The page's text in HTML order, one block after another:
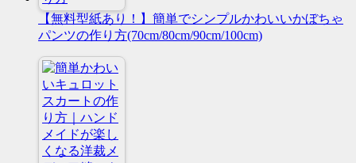
【無料型紙あり！】簡単でシンプルかわいいかぼちゃ
パンツの作り方(70cm/80cm/90cm/100cm)